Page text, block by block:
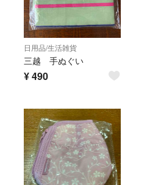
日用品/生活雑貨
三越 手ぬぐい
¥490